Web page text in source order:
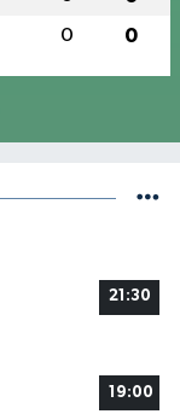
0 0
21:30
19:00